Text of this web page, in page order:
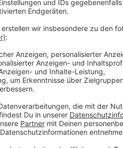
Sternenguides an, die zeigen
wenn sie gerade vorbeifliegt.
Touren.
Anzeige
©Gemeinde Dahlem
Der SternenBlick lockt
Anzeige